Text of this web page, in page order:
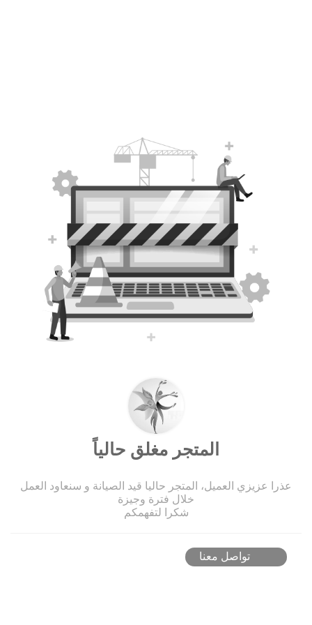
المتجر مغلق حالياً
عذرا عزيزي العميل، المتجر حاليا قيد الصيانة و سنعاود العمل
خلال فترة وجيزة
شكرا لتفهمكم
تواصل معنا